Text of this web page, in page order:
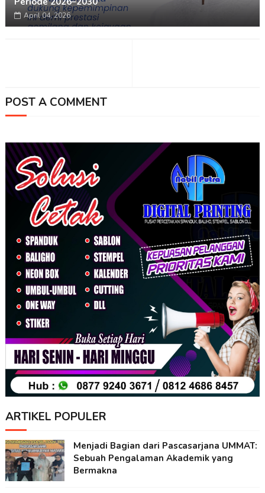
April 04, 2026
POST A COMMENT
ARTIKEL POPULER
Menjadi Bagian dari Pascasarjana UMMAT:
Sebuah Pengalaman Akademik yang
Bermakna